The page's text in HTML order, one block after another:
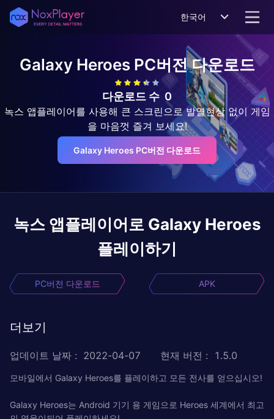
한국어
Galaxy HeroesPC버전 다운로드
다운로드 수 0
녹스 앱플레이어를 사용해 큰 스크린으로 발열현상 없이 게임
을 마음껏 즐겨 보세요!
Galaxy Heroes PC버전 다운로드
녹스 앱플레이어로 Galaxy Heroes
플레이하기
PC버전 다운로드 APK
더보기
업데이트 날짜 : 2022-04-07 현재 버전 : 1.5.0
모바일에서 Galaxy Heroes를 플레이하고 모든 전사를 얻으십시오!
Galaxy Heroes는 Android 기기 용 게임으로 Heroes 세계에서 최고